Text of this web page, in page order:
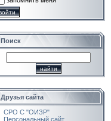
Поиск
Друзья сайта
СРО С "ОИЗР"
Персональный сайт